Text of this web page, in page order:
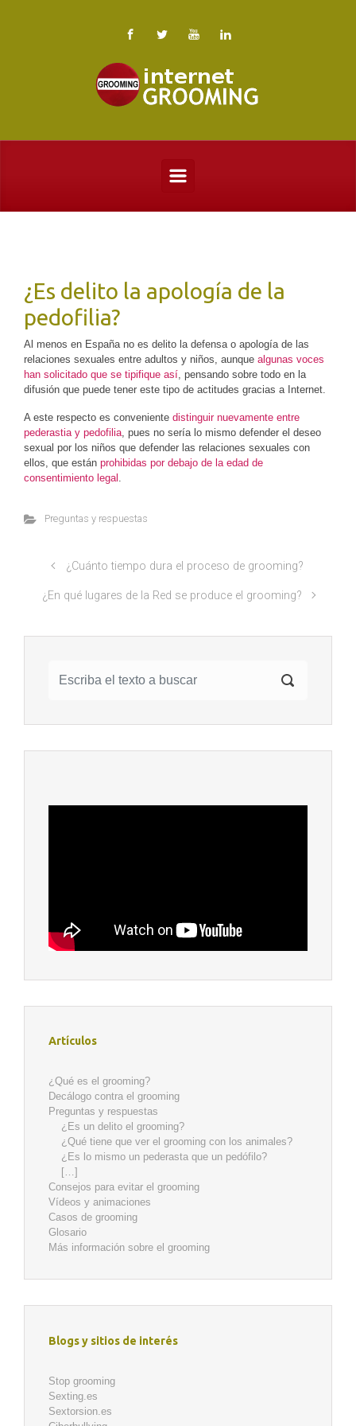
¿Es delito la apología de la
pedofilia?
Al menos en España no es delito la defensa o apología de las
relaciones sexuales entre adultos y niños, aunque algunas voces
han solicitado que se tipifique así, pensando sobre todo en la
difusión que puede tener este tipo de actitudes gracias a Internet.
A este respecto es conveniente distinguir nuevamente entre
pederastia y pedofilia, pues no sería lo mismo defender el deseo
sexual por los niños que defender las relaciones sexuales con
ellos, que están prohibidas por debajo de la edad de
consentimiento legal .
Preguntas y respuestas
¿Cuánto tiempo dura el proceso de grooming?
¿En qué lugares de la Red se produce el grooming?
Artículos
¿Qué es el grooming?
Decálogo contra el grooming
Preguntas y respuestas
¿Es un delito el grooming?
¿Qué tiene que ver el grooming con los animales?
¿Es lo mismo un pederasta que un pedófilo?
[…]
Consejos para evitar el grooming
Vídeos y animaciones
Casos de grooming
Glosario
Más información sobre el grooming
Blogs y sitios de interés
Stop grooming
Sexting.es
Sextorsion.es